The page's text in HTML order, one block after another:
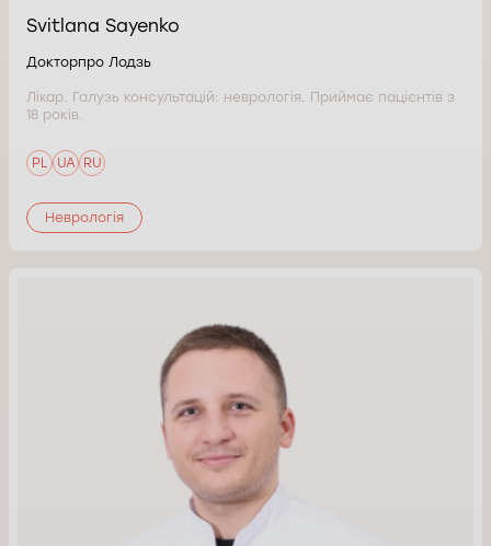
Svitlana Sayenko
Докторпро Лодзь
Лікар. Галузь консультацій: неврологія. Приймає пацієнтів з
18 років.
PL UA RU
Неврологія